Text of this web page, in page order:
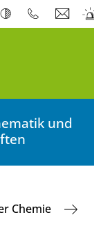
und
Chemie